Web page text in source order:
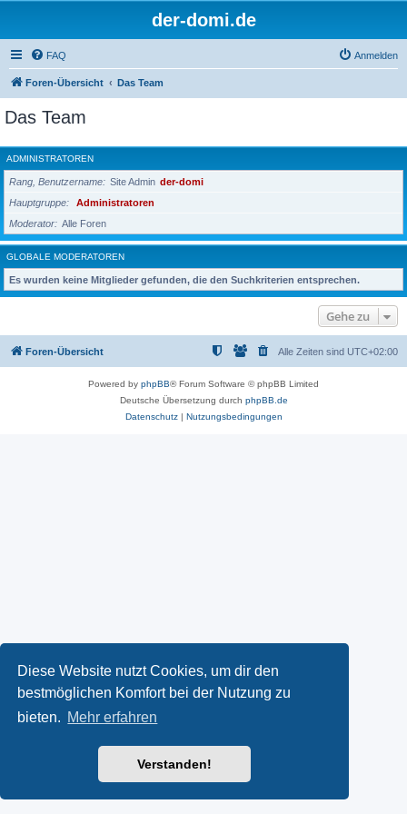
Diese Website nutzt Cookies, um dir den
bestmöglichen Komfort bei der Nutzung zu
bieten. Mehr erfahren
Verstanden!
der-domi.de
FAQ Anmelden
Foren-Übersicht Das Team
Das Team
ADMINISTRATOREN
Rang, Benutzername Site Admin der-domi
Hauptgruppe
Administratoren
Moderator
Alle Foren
GLOBALE MODERATOREN
Es wurden keine Mitglieder gefunden, die den Suchkriterien entsprechen.
Gehe zu
Foren-Übersicht Alle Zeiten sind UTC+02:00
Powered by phpBB® Forum Software © phpBB Limited
Deutsche Übersetzung durch phpBB.de
Datenschutz| Nutzungsbedingungen